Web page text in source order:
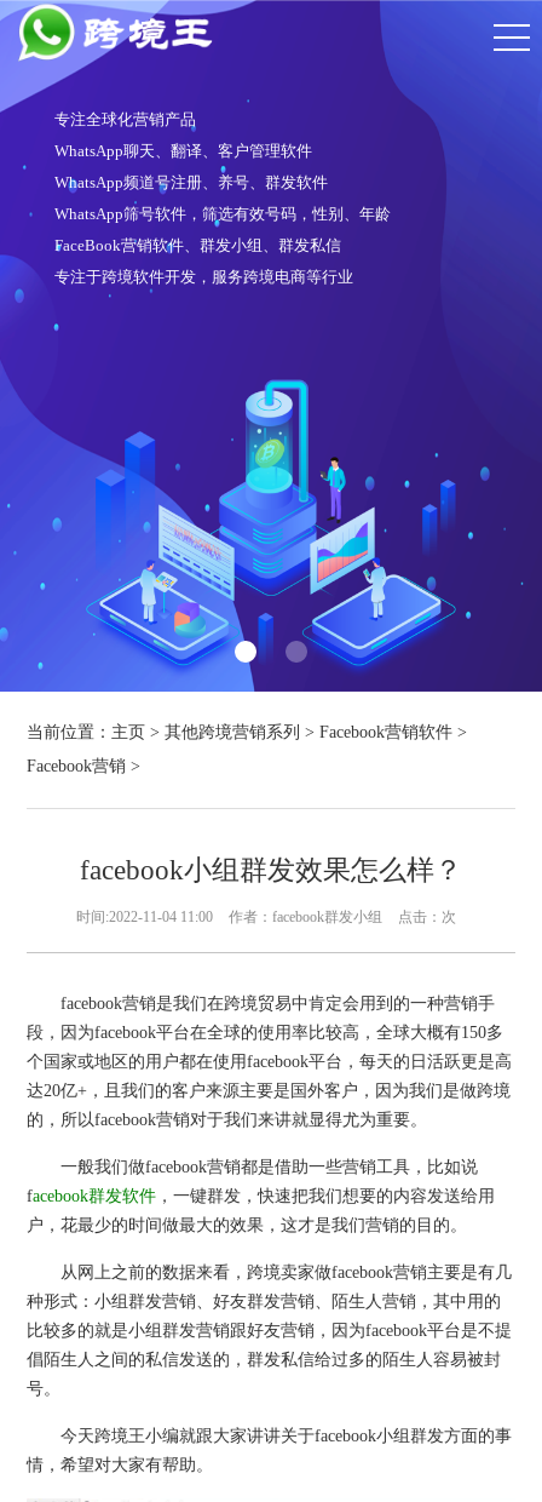
专注全球化营销产品
WhatsApp聊天、翻译、客户管理软件
WhatsApp频道号注册、养号、群发软件
WhatsApp筛号软件，筛选有效号码，性别、年龄
FaceBook营销软件、群发小组、群发私信
专注于跨境软件开发，服务跨境电商等行业
当前位置： 主页 >其他跨境营销系列 >Facebook营销软件 >
Facebook营销 >
facebook小组群发效果怎么样？
时间:2022-11-04 11:00 作者：facebook群发小组 点击： 次
facebook营销是我们在跨境贸易中肯定会用到的一种营销手
段，因为facebook平台在全球的使用率比较高，全球大概有150多
个国家或地区的用户都在使用facebook平台，每天的日活跃更是高
达20亿+，且我们的客户来源主要是国外客户，因为我们是做跨境
的，所以facebook营销对于我们来讲就显得尤为重要。
一般我们做facebook营销都是借助一些营销工具，比如说
facebook群发软件 ，一键群发，快速把我们想要的内容发送给用
户，花最少的时间做最大的效果，这才是我们营销的目的。
从网上之前的数据来看，跨境卖家做facebook营销主要是有几
种形式：小组群发营销、好友群发营销、陌生人营销，其中用的
比较多的就是小组群发营销跟好友营销，因为facebook平台是不提
倡陌生人之间的私信发送的，群发私信给过多的陌生人容易被封
号。
今天跨境王小编就跟大家讲讲关于facebook小组群发方面的事
情，希望对大家有帮助。